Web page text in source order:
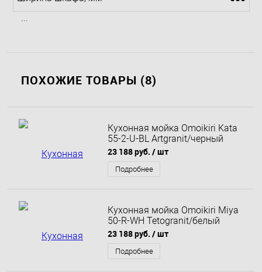
...
ПОХОЖИЕ ТОВАРЫ (8)
Кухонная мойка Omoikiri Kata
55-2-U-BL Artgranit/черный
4993389 55х42
23 188 руб. / шт
Подробнее
Кухонная мойка Omoikiri Miya
50-R-WH Tetogranit/белый
4993506 50,5х49
23 188 руб. / шт
Подробнее